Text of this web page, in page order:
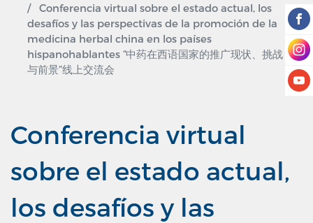
Conferencia virtual sobre el estado actual, los
desafíos y las perspectivas de la promoción de la
medicina herbal china en los países
hispanohablantes “中药在西语国家的推广现状、挑战
与前景”线上交流会
Conferencia virtual
sobre el estado actual,
los desafíos y las